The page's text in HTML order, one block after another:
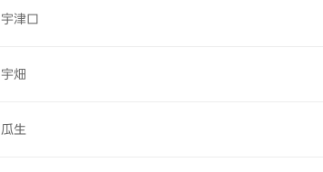
宇津口
宇畑
瓜生